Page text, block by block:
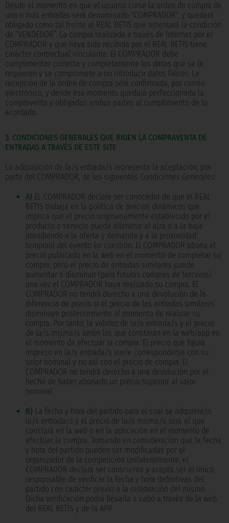
Desde el momento en que el usuario curse la orden de compra de
una o más entradas será denominado "COMPRADOR", y quedará
obligado como tal frente al REAL BETIS que ostentará la condición
de “VENDEDOR”. La compra realizada a través de Internet por el
COMPRADOR y que haya sido recibida por el REAL BETIS tiene
carácter contractual vinculante. El COMPRADOR debe
cumplimentar correcta y completamente los datos que se le
requieren y se compromete a no introducir datos falsos. La
recepción de la orden de compra será confirmada, por correo
electrónico, y desde ese momento quedará perfeccionada la
compraventa y obligadas ambas partes al cumplimiento de lo
acordado.
3. CONDICIONES GENERALES QUE RIGEN LA COMPRAVENTA DE
ENTRADAS A TRAVÉS DE ESTE SITE
La adquisición de la/s entrada/s representa la aceptación, por
parte del COMPRADOR, de las siguientes Condiciones Generales:
A) EL COMPRADOR declara ser conocedor de que el REAL
BETIS trabaja en la política de precios dinámicos que
implica que el precio originariamente establecido por el
producto o servicio pueda alterarse al alza o a la baja
atendiendo a la oferta y demanda y a la proximidad
temporal del evento en cuestión. El COMPRADOR abona el
precio publicado en la web en el momento de completar su
compra, pero el precio de entradas similares puede
aumentar o disminuir (para futuras compras de terceros)
una vez el COMPRADOR haya realizado su compra. El
COMPRADOR no tendrá derecho a una devolución de la
diferencia de precio si el precio de las entradas similares
disminuye posteriormente al momento de realizar su
compra. Por tanto, la validez de la/s entrada/s y el precio
de la/s misma/s serán los que constarán en la web/app en
el momento de efectuar la compra. El precio que figura
impreso en la/s entrada/s suele corresponderse con su
valor nominal y no así con el precio de compra. El
COMPRADOR no tendrá derecho a una devolución por el
hecho de haber abonado un precio superior al valor
nominal.
B) La fecha y hora del partido para el cual se adquiera/n
la/s entrada/s y el precio de la/s misma/s será el que
constará en la web o en la aplicación en el momento de
efectuar la compra. Tomando en consideración que la fecha
y hora del partido pueden ser modificadas por el
organizador de la competición unilateralmente, el
COMPRADOR declara ser consciente y acepta ser el único
responsable de verificar la fecha y hora definitivas del
partido con carácter previo a la celebración del mismo.
Dicha verificación podrá llevarla a cabo a través de la web
del REAL BETIS y de la APP.